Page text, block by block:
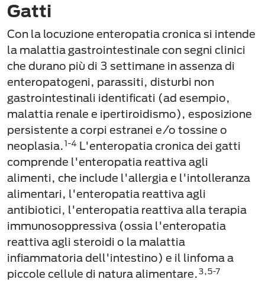
Gatti
Con la locuzione enteropatia cronica si intende
la malattia gastrointestinale con segni clinici
che durano più di 3 settimane in assenza di
enteropatogeni, parassiti, disturbi non
gastrointestinali identificati (ad esempio,
malattia renale e ipertiroidismo), esposizione
persistente a corpi estranei e/o tossine o
neoplasia.1-4 L'enteropatia cronica dei gatti
comprende l'enteropatia reattiva agli
alimenti, che include l'allergia e l'intolleranza
alimentari, l'enteropatia reattiva agli
antibiotici, l'enteropatia reattiva alla terapia
immunosoppressiva (ossia l'enteropatia
reattiva agli steroidi o la malattia
infiammatoria dell'intestino) e il linfoma a
piccole cellule di natura alimentare.3,5-7